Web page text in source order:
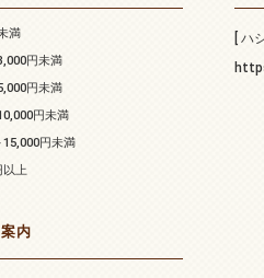
満
円未満
円未満
円未満
15,000円未満
以上
内
[ ハ